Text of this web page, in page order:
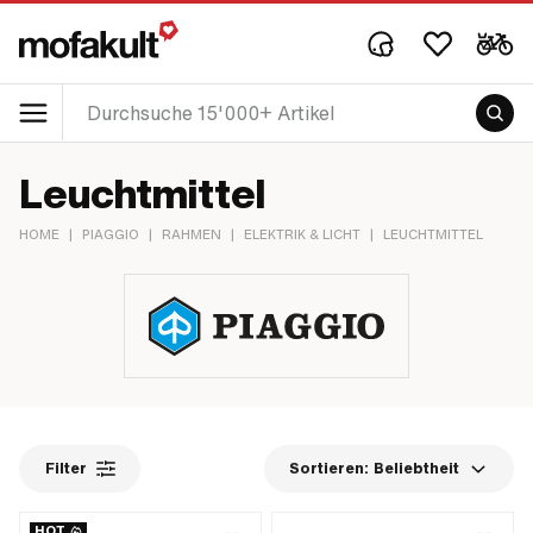
Leuchtmittel
HOME | PIAGGIO | RAHMEN | ELEKTRIK & LICHT | LEUCHTMITTEL
Filter Sortieren: Beliebtheit